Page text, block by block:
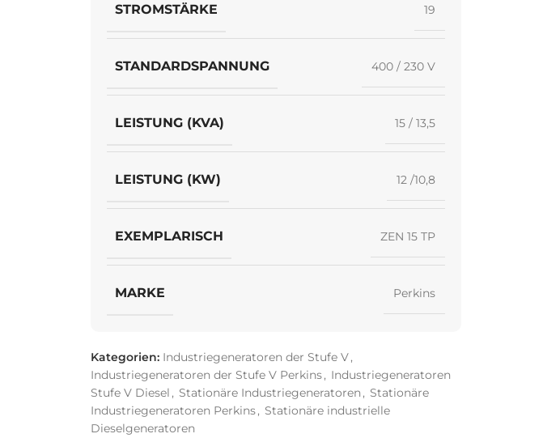
STROMSTÄRKE 19
STANDARDSPANNUNG 400 / 230 V
LEISTUNG (KVA) 15 / 13,5
LEISTUNG (KW) 12 /10,8
EXEMPLARISCH ZEN 15 TP
MARKE Perkins
Kategorien: Industriegeneratoren der Stufe V,
Industriegeneratoren der Stufe V Perkins, Industriegeneratoren
Stufe V Diesel , Stationäre Industriegeneratoren , Stationäre
Industriegeneratoren Perkins, Stationäre industrielle
Dieselgeneratoren